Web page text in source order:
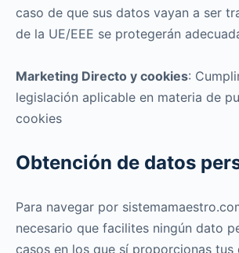
caso de que sus datos vayan a ser
de la UE/EEE se protegerán
Marketing Directo y cookies:
legislación aplicable en materia de
cookies
Obtención de datos
Para navegar por
necesario que facilites ningún dato
casos en los que sí proporcionas tus